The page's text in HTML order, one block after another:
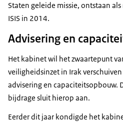
Staten geleide missie, ontstaan
ISIS in 2014.
Advisering en
Het kabinet wil het zwaartepunt
veiligheidsinzet in Irak
advisering en capaciteitsopbouw.
bijdrage sluit hierop aan.
Eerder dit jaar kondigde het